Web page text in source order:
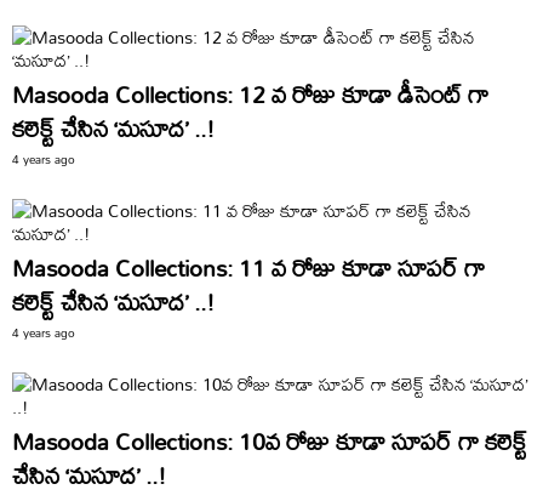
Masooda Collections: 12 వ రోజు కూడా డీసెంట్ గా
కలెక్ట్ చేసిన ‘మసూద’ ..!
4 years ago
Masooda Collections: 11 వ రోజు కూడా సూపర్ గా
కలెక్ట్ చేసిన ‘మసూద’ ..!
4 years ago
Masooda Collections: 10వ రోజు కూడా సూపర్ గా కలెక్ట్
చేసిన ‘మసూద’ ..!